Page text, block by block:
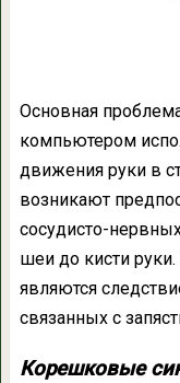
Основная
компьютером
движения руки в
возникают
сосудисто-
шеи до кисти
являются
связанных с
Корешковые